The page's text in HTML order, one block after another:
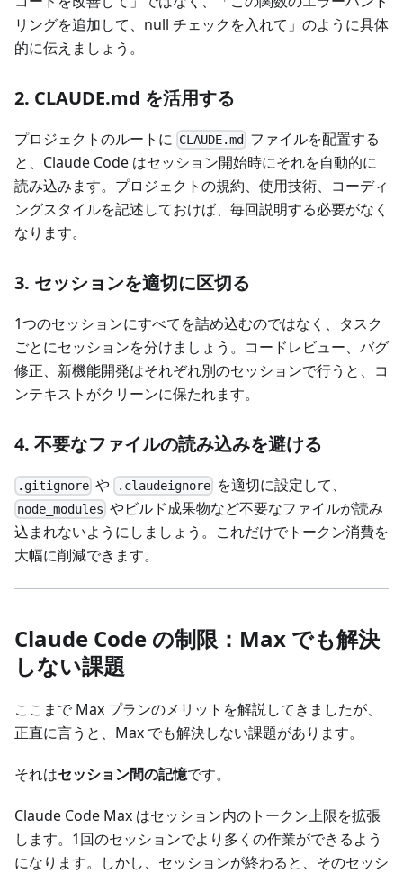
リングを追加して、null チェックを入れて」のように具体
的に伝えましょう。
2. CLAUDE.md を活用する
プロジェクトのルートに CLAUDE.md
ファイルを配置する
と、Claude Code はセッション開始時にそれを自動的に
読み込みます。プロジェクトの規約、使用技術、コーディ
ングスタイルを記述しておけば、毎回説明する必要がなく
なります。
3. セッションを適切に区切る
1つのセッションにすべてを詰め込むのではなく、タスク
ごとにセッションを分けましょう。コードレビュー、バグ
修正、新機能開発はそれぞれ別のセッションで行うと、コ
ンテキストがクリーンに保たれます。
4. 不要なファイルの読み込みを避ける
.gitignore や .claudeignoreを適切に設定して、
node_modules やビルド成果物など不要なファイルが読み
込まれないようにしましょう。これだけでトークン消費を
大幅に削減できます。
Claude Code の制限：Max でも解決
しない課題
ここまで Max プランのメリットを解説してきましたが、
正直に言うと、Max でも解決しない課題があります。
それはセッション間の記憶です。
Claude Code Max はセッション内のトークン上限を拡張
します。1回のセッションでより多くの作業ができるよう
になります。しかし、セッションが終わると、そのセッシ